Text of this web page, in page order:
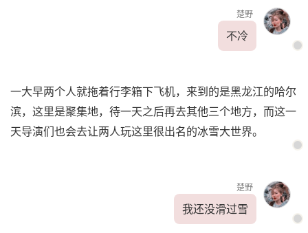
楚野
不冷
一大早两个人就拖着行李箱下飞机，来到的是黑龙江的哈尔
滨，这里是聚集地，待一天之后再去其他三个地方，而这一
天导演们也会去让两人玩这里很出名的冰雪大世界。
楚野
我还没滑过雪